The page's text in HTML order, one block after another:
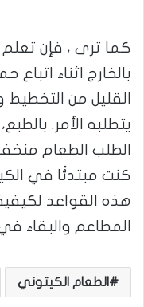
كما ترى ، فإن تعلم
بالخارج اثناء اتباع
القليل من
يتطلبه الأمر.
الطلب الطعام
كنت مبتدئًا في
هذه القواعد
المطاعم والبقاء
الطعام الكيتوني